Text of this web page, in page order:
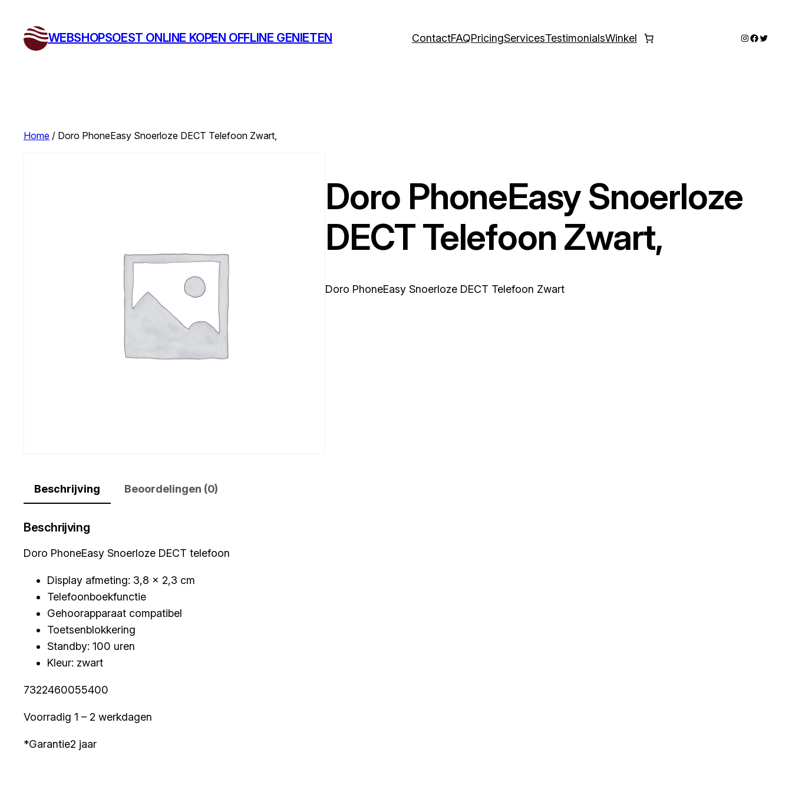
WEBSHOPSOEST ONLINE KOPEN OFFLINE GENIETEN ContactFAQPricingServicesTestimonialsWinkel Instagram
Twitter
Home / Doro PhoneEasy Snoerloze DECT Telefoon Zwart,
Doro PhoneEasy Snoerloze
DECT Telefoon Zwart,
Doro PhoneEasy Snoerloze DECT Telefoon Zwart
Beschrijving Beoordelingen (0)
Beschrijving
Doro PhoneEasy Snoerloze DECT telefoon
Display afmeting: 3,8 x 2,3 cm
Telefoonboekfunctie
Gehoorapparaat compatibel
Toetsenblokkering
Standby: 100 uren
Kleur: zwart
7322460055400
Voorradig 1 – 2 werkdagen
*Garantie2 jaar